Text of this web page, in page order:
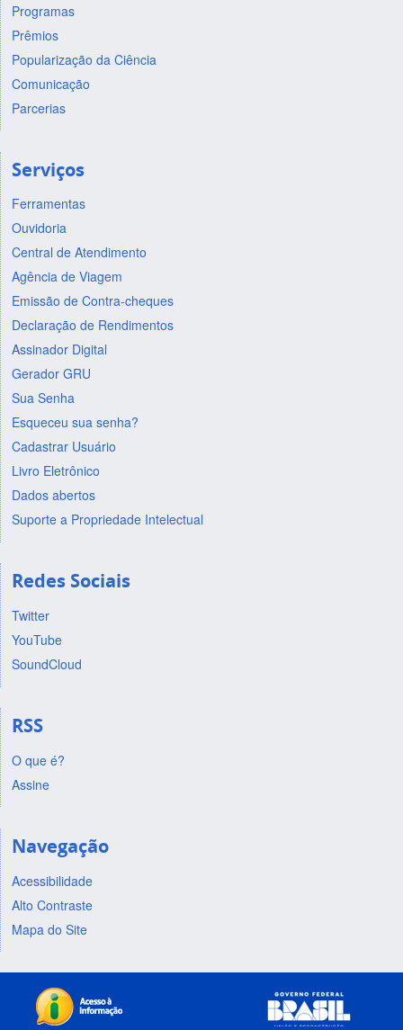
Programas
Prêmios
Popularização da Ciência
Comunicação
Parcerias
Serviços
Ferramentas
Ouvidoria
Central de Atendimento
Agência de Viagem
Emissão de Contra-cheques
Declaração de Rendimentos
Assinador Digital
Gerador GRU
Sua Senha
Esqueceu sua senha?
Cadastrar Usuário
Livro Eletrônico
Dados abertos
Suporte a Propriedade Intelectual
Redes Sociais
Twitter
YouTube
SoundCloud
RSS
O que é?
Assine
Navegação
Acessibilidade
Alto Contraste
Mapa do Site